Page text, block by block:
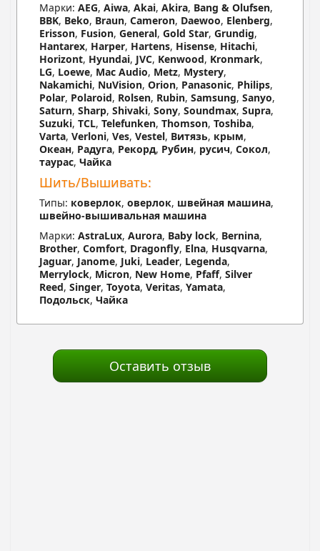
Марки: AEG, Aiwa, Akai, Akira, Bang & Olufsen,
BBK, Beko, Braun, Cameron, Daewoo, Elenberg,
Erisson, Fusion, General, Gold Star, Grundig,
Hantarex, Harper, Hartens, Hisense, Hitachi,
Horizont, Hyundai, JVC, Kenwood, Kronmark,
LG, Loewe, Mac Audio, Metz, Mystery,
Nakamichi, NuVision, Orion, Panasonic, Philips,
Polar, Polaroid, Rolsen, Rubin, Samsung, Sanyo,
Saturn, Sharp, Shivaki, Sony, Soundmax, Supra,
Suzuki, TCL, Telefunken, Thomson, Toshiba,
Varta, Verloni, Ves, Vestel, Витязь, крым,
Океан, Радуга, Рекорд, Рубин, русич, Сокол,
таурас, Чайка
Шить/Вышивать:
Типы: коверлок, оверлок, швейная машина,
швейно-вышивальная машина
Марки: AstraLux, Aurora, Baby lock, Bernina,
Brother, Comfort, Dragonfly, Elna, Husqvarna,
Jaguar, Janome, Juki, Leader, Legenda,
Merrylock, Micron, New Home, Pfaff, Silver
Reed, Singer, Toyota, Veritas, Yamata,
Подольск, Чайка
Оставить отзыв